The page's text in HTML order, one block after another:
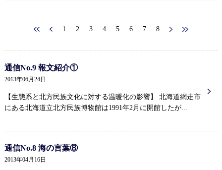
1 2 3 4 5 6 7 8
通信No.9 報文紹介①
2013年06月24日
【生態系と北方民族文化に対する温暖化の影響】 北海道網走市
にある北海道立北方民族博物館は1991年2月に開館したが...
通信No.8 海の言葉⑧
2013年04月16日